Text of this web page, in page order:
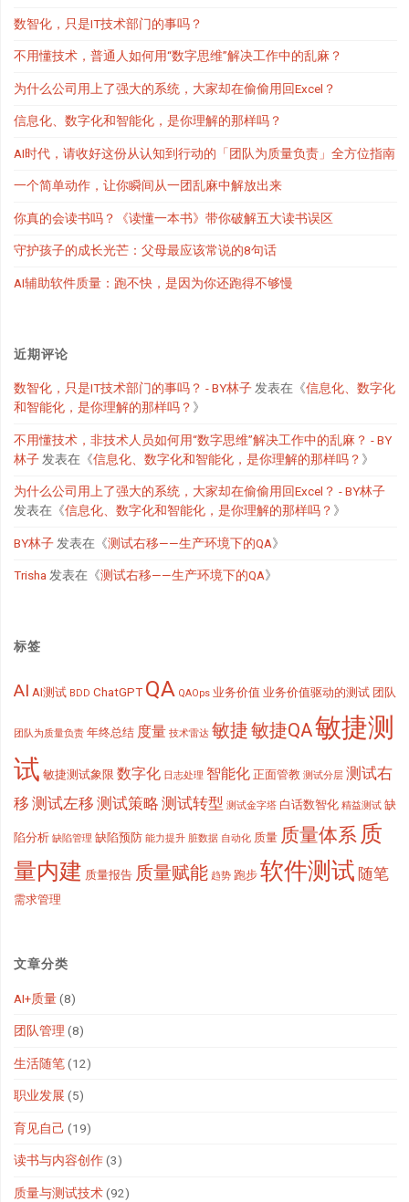
数智化，只是IT技术部门的事吗？
不用懂技术，普通人如何用“数字思维”解决工作中的乱麻？
为什么公司用上了强大的系统，大家却在偷偷用回Excel？
信息化、数字化和智能化，是你理解的那样吗？
AI时代，请收好这份从认知到行动的「团队为质量负责」全方位指南
一个简单动作，让你瞬间从一团乱麻中解放出来
你真的会读书吗？《读懂一本书》带你破解五大读书误区
守护孩子的成长光芒：父母最应该常说的8句话
AI辅助软件质量：跑不快，是因为你还跑得不够慢
近期评论
数智化，只是IT技术部门的事吗？ - BY林子发表在《信息化、数字化
和智能化，是你理解的那样吗？ 》
不用懂技术，非技术人员如何用“数字思维”解决工作中的乱麻？ - BY
林子发表在《信息化、数字化和智能化，是你理解的那样吗？ 》
为什么公司用上了强大的系统，大家却在偷偷用回Excel？ - BY林子
发表在《信息化、数字化和智能化，是你理解的那样吗？ 》
BY林子发表在《测试右移——生产环境下的QA》
Trisha发表在《测试右移——生产环境下的QA》
标签
AI AI测试 BDD ChatGPT QA QAOps 业务价值 业务价值驱动的测试 团队
团队为质量负责 年终总结 度量 技术雷达 敏捷敏捷QA敏捷测
试 敏捷测试象限 数字化 日志处理 智能化 正面管教 测试分层 测试右
移 测试左移 测试策略 测试转型 测试金字塔 白话数智化 精益测试 缺
陷分析 缺陷管理 缺陷预防 能力提升 脏数据 自动化 质量 质量体系 质
量内建 质量报告 质量赋能 趋势 跑步 软件测试 随笔
需求管理
文章分类
AI+质量(8)
团队管理 (8)
生活随笔(12)
职业发展 (5)
育见自己 (19)
读书与内容创作(3)
质量与测试技术(92)